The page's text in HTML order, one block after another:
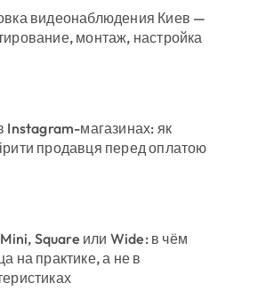
видеонаблюдения Киев —
монтаж, настройка
Instagram-магазинах: як
продавця перед оплатою
Square или Wide: в чём
на практике, а не в